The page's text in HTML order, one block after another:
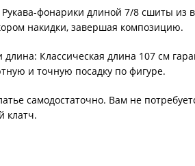
фонарики длиной 7/8 сшиты
накидки, завершая композицию.
Классическая длина 107 см
и точную посадку по фигуре.
самодостаточно. Вам не
клатч.